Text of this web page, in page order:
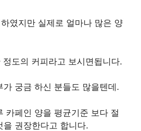
였지만 실제로 얼마나 많은 양
도의 커피라고 보시면됩니다.
가 궁금 하신 분들도 많을텐데.
카페인 양을 평균기준 보다 절
을 권장한다고 합니다.